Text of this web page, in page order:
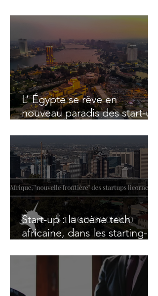
en 2022
L’ Égypte se rêve en
nouveau paradis des start-up
africain
Start-up : la scène tech
africaine, dans les starting-
des licornes